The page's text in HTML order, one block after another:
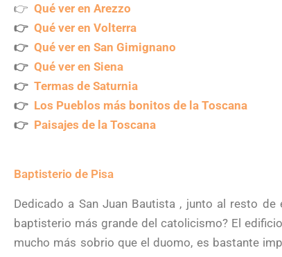
👉 Qué ver en Arezzo
👉 Qué ver en Volterra
👉 Qué ver en San Gimignano
👉 Qué ver en Siena
👉 Termas de Saturnia
👉 Los Pueblos más bonitos de la Toscana
👉 Paisajes de la Toscana
Baptisterio de Pisa
Dedicado a San Juan Bautista , junto al resto
baptisterio más grande del catolicismo? El edificio
mucho más sobrio que el duomo, es bastante